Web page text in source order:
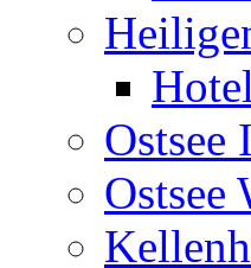
Ostsee
Ostsee